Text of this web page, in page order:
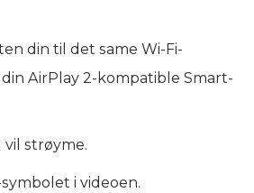
din til det same Wi-Fi-
AirPlay 2-kompatible Smart-
vil strøyme.
i videoen.